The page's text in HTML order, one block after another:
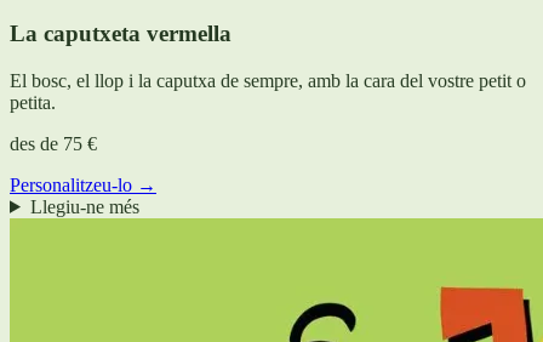
La caputxeta vermella
El bosc, el llop i la caputxa de sempre, amb la cara del vostre petit o
petita.
des de 75 €
Personalitzeu-lo →
Llegiu-ne més